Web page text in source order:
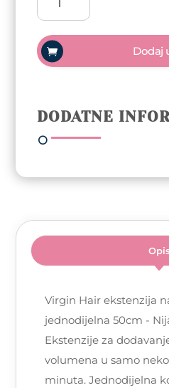
ekstenzija
na
klipse
jednodijelna
Nijansa
3
Dodaj
DODATNE
Virgin Hair ekstenzija
jednodijelna 50cm -
Ekstenzije za
volumena u samo
minuta. Jednodijelna